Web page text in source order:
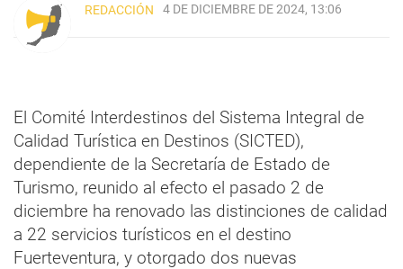
REDACCIÓN 4 DE DICIEMBRE DE 2024, 13:06
El Comité Interdestinos del Sistema Integral de
Calidad Turística en Destinos (SICTED),
dependiente de la Secretaría de Estado de
Turismo, reunido al efecto el pasado 2 de
diciembre ha renovado las distinciones de calidad
a 22 servicios turísticos en el destino
Fuerteventura, y otorgado dos nuevas